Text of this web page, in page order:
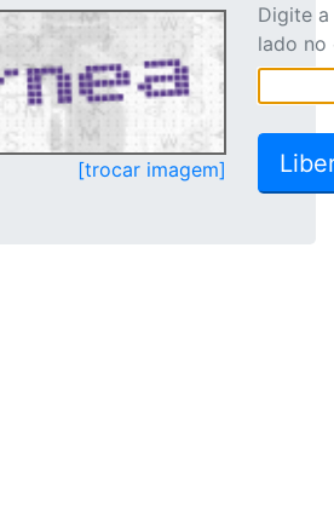
[trocar imagem]
Digite
lado no